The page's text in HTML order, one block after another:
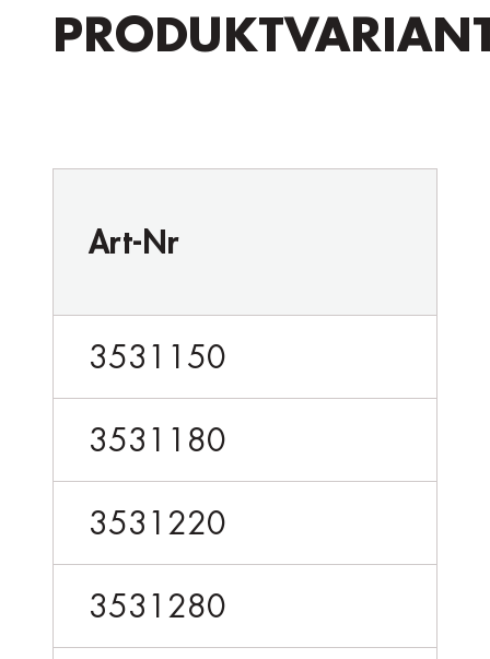
Art-Nr
3531150
3531180
3531220
3531280